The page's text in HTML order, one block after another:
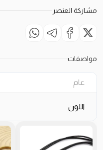
مشاركة العنصر
مواصفات
عام
اللون